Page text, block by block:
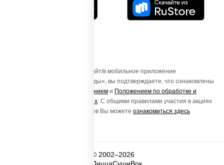
Осуществляя вход на этот Сайт/в мобильное приложение
«ПиццаСушиВок - доставка еды», вы подтверждаете, что ознакомлены
Пользовательским соглашением и Положением по обработке и
защите персональных данных. С общими правилами участия в акциях
и порядке получения подарков Вы можете ознакомиться здесь
© 2002–2026